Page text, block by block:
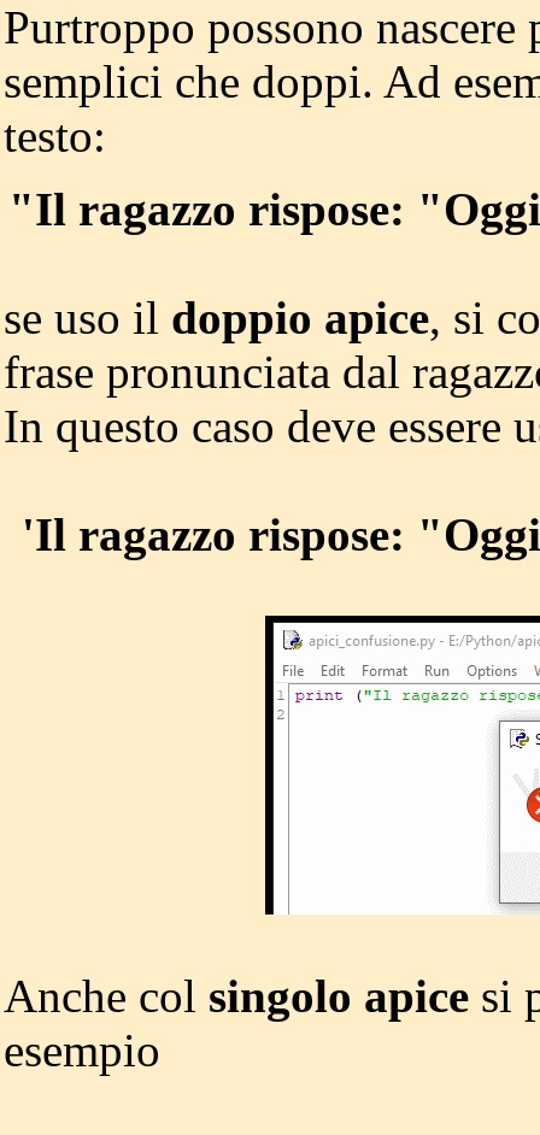
Purtroppo possono
semplici che doppi. Ad
testo:
"Il ragazzo rispose:
se uso il doppio apice, si
frase pronunciata dal
In questo caso deve essere
'Il ragazzo rispose:
Anche col singolo apice si
esempio